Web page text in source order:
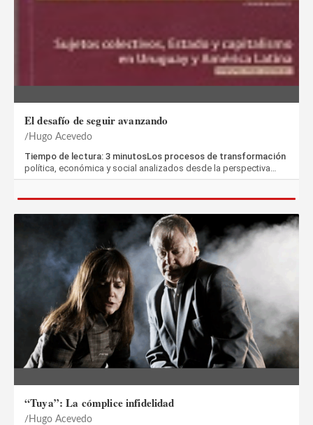
El desafío de seguir avanzando
Hugo Acevedo
Tiempo de lectura: 3 minutosLos procesos de transformación
política, económica y social analizados desde la perspectiva…
“Tuya”: La cómplice infidelidad
Hugo Acevedo